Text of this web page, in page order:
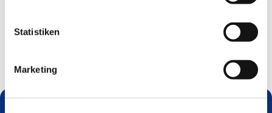
Statistiken
Marketing